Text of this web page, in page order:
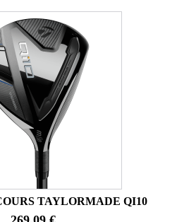
TAYLORMADE QI10